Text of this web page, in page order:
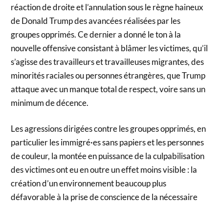
réaction de droite et l’annulation sous le règne haineux
de Donald Trump des avancées réalisées par les
groupes opprimés. Ce dernier a donné le ton à la
nouvelle offensive consistant à blâmer les victimes, qu’il
s’agisse des travailleurs et travailleuses migrantes, des
minorités raciales ou personnes étrangères, que Trump
attaque avec un manque total de respect, voire sans un
minimum de décence.
Les agressions dirigées contre les groupes opprimés, en
particulier les immigré·es sans papiers et les personnes
de couleur, la montée en puissance de la culpabilisation
des victimes ont eu en outre un effet moins visible : la
création d’un environnement beaucoup plus
défavorable à la prise de conscience de la nécessaire